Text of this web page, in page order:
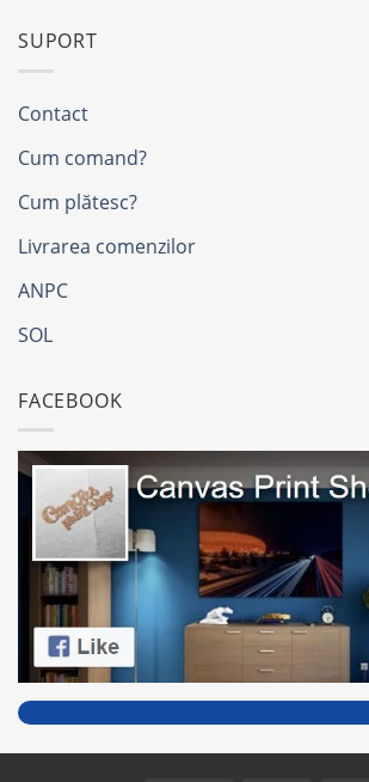
SUPORT
Contact
Cum comand?
Cum plătesc?
Livrarea comenzilor
ANPC
SOL
FACEBOOK